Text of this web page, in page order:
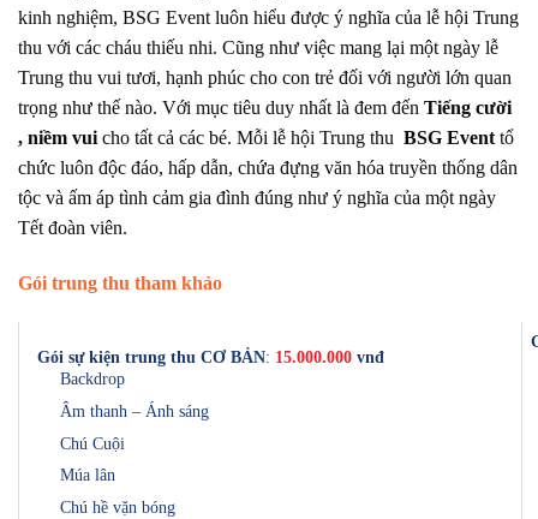
kinh nghiệm, BSG Event luôn hiểu được ý nghĩa của lễ hội Trung
thu với các cháu thiếu nhi. Cũng như việc mang lại một ngày lễ
Trung thu vui tươi, hạnh phúc cho con trẻ đối với người lớn quan
trọng như thế nào. Với mục tiêu duy nhất là đem đến Tiếng cười
, niềm vui cho tất cả các bé. Mỗi lễ hội Trung thu BSG Event tổ
chức luôn độc đáo, hấp dẫn, chứa đựng văn hóa truyền thống dân
tộc và ấm áp tình cảm gia đình đúng như ý nghĩa của một ngày
Tết đoàn viên.
Gói trung thu tham khảo
Gói sự kiện trung thu CƠ BẢN: 15.000.000 vnđ
Backdrop
Âm thanh – Ánh sáng
Chú Cuội
Múa lân
Chú hề vặn bóng